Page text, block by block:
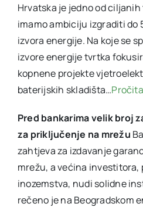
Hrvatska je jedno od
imamo ambiciju izgraditi do
izvora energije. Na koje se
izvore energije tvrtka
kopnene projekte
baterijskih skladišta…
Pred bankarima velik broj
za priključenje na mrežu
zahtjeva za izdavanje
mrežu, a većina investitora,
inozemstva, nudi solidne
rečeno je na Beogradskom